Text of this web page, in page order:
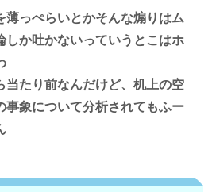
薄っぺらいとかそんな煽りはム
しか吐かないっていうとこはホ
当たり前なんだけど、机上の空
事象について分析されてもふー